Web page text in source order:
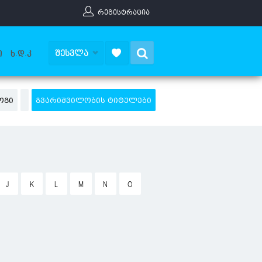
ᲠᲔᲒᲘᲡᲢᲠᲐᲪᲘᲐ
Ხ.Დ.Კ ᲨᲔᲡᲕᲚᲐ
ᲒᲕᲐᲠᲘᲨᲕᲘᲚᲝᲑᲘᲡ ᲢᲘᲢᲣᲚᲔᲑᲘ
J K L M N O